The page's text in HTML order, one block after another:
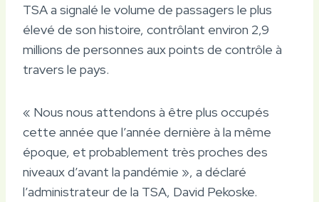
TSA a signalé le volume de passagers le plus
élevé de son histoire, contrôlant environ 2,9
millions de personnes aux points de contrôle à
travers le pays.
« Nous nous attendons à être plus occupés
cette année que l’année dernière à la même
époque, et probablement très proches des
niveaux d’avant la pandémie », a déclaré
l’administrateur de la TSA, David Pekoske.